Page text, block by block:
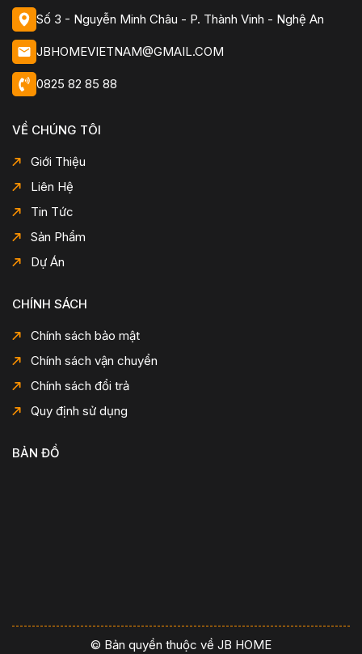
Số 3 - Nguyễn Minh Châu - P. Thành Vinh - Nghệ An
JBHOMEVIETNAM@GMAIL.COM
0825 82 85 88
VỀ CHÚNG TÔI
Giới Thiệu
Liên Hệ
Tin Tức
Sản Phẩm
Dự Án
CHÍNH SÁCH
Chính sách bảo mật
Chính sách vận chuyển
Chính sách đổi trả
Quy định sử dụng
BẢN ĐỒ
© Bản quyền thuộc về JB HOME